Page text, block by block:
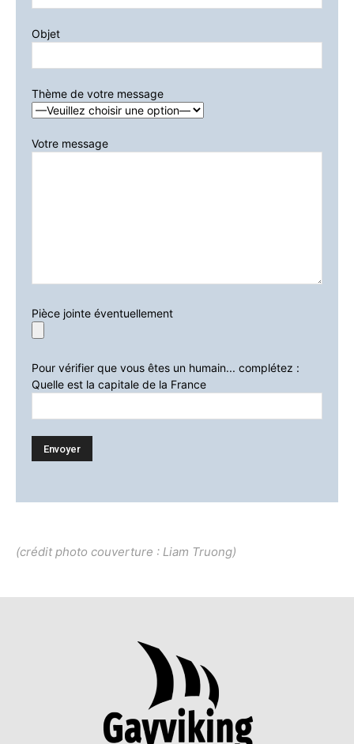
Veuillez laisser ce champ vide
Objet
Thème de votre message
Votre message
Pièce jointe éventuellement
Pour vérifier que vous êtes un humain... complétez :
Quelle est la capitale de la France
(crédit photo couverture : Liam Truong)